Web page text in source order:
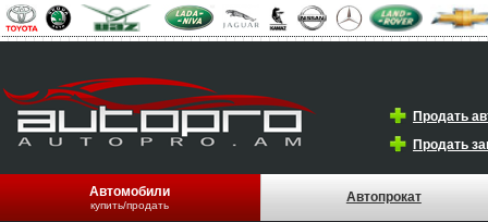
Продать
Продать
Автомобили
купить/продать
Автопрокат